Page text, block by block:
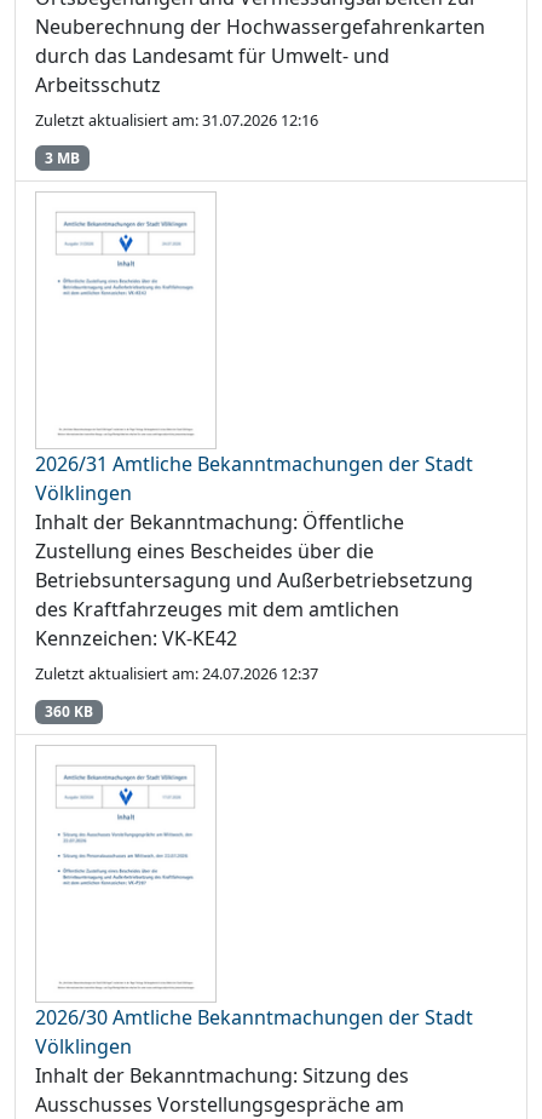
Neuberechnung der Hochwassergefahrenkarten
durch das Landesamt für Umwelt- und
Arbeitsschutz
Zuletzt aktualisiert am: 31.07.2026 12:16
3 MB
2026/31 Amtliche Bekanntmachungen der Stadt
Völklingen
Inhalt der Bekanntmachung: Öffentliche
Zustellung eines Bescheides über die
Betriebsuntersagung und Außerbetriebsetzung
des Kraftfahrzeuges mit dem amtlichen
Kennzeichen: VK-KE42
Zuletzt aktualisiert am: 24.07.2026 12:37
360 KB
2026/30 Amtliche Bekanntmachungen der Stadt
Völklingen
Inhalt der Bekanntmachung: Sitzung des
Ausschusses Vorstellungsgespräche am